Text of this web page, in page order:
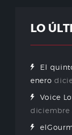
LO
El
enero
Voice
diciembre